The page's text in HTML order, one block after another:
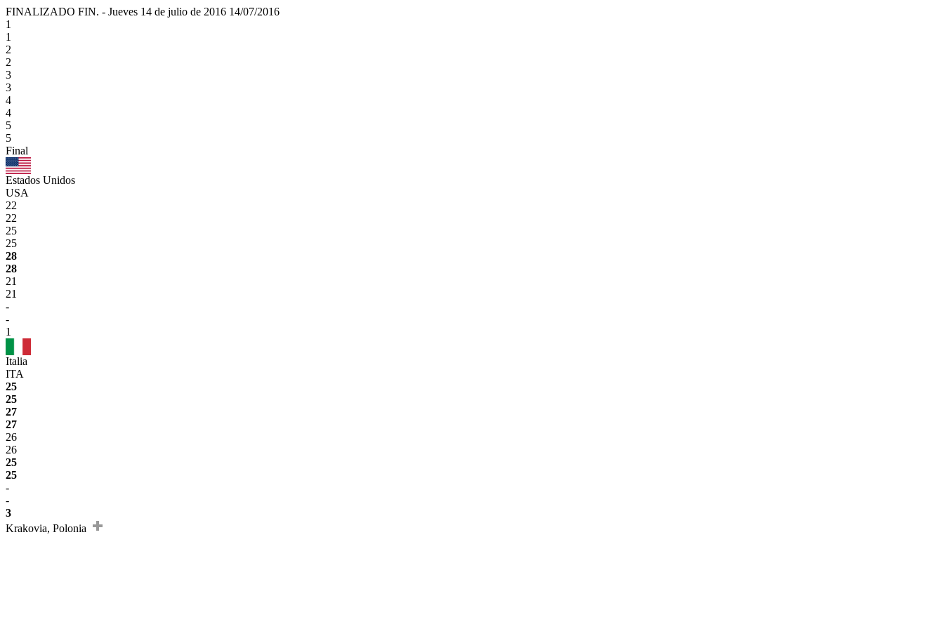
FINALIZADO FIN. - Jueves 14 de julio de 2016 14/07/2016
1
1
2
2
3
3
4
4
5
5
Final
Estados Unidos
USA
22
22
25
25
28
28
21
21
-
-
1
Italia
ITA
25
25
27
27
26
26
25
25
-
-
3
Krakovia, Polonia